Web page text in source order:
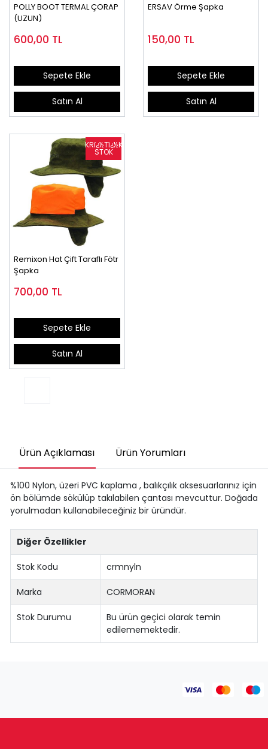
POLLY BOOT TERMAL ÇORAP
(UZUN)
600,00 TL
Sepete Ekle
Satın Al
ERSAV Örme Şapka
150,00 TL
Sepete Ekle
Satın Al
Remixon Hat Çift Taraflı Fötr
Şapka
700,00 TL
Sepete Ekle
Satın Al
Ürün Açıklaması Ürün Yorumları
%100 Nylon, üzeri PVC kaplama , balıkçılık aksesuarlarınız için
ön bölümde sökülüp takılabilen çantası mevcuttur. Doğada
yorulmadan kullanabileceğiniz bir üründür.
Diğer Özellikler
Stok Kodu crmnyln
Marka CORMORAN
Stok Durumu
Bu ürün geçici olarak temin
edilememektedir.